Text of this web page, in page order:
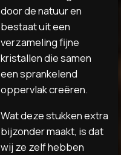
door de natuur en
bestaat uit een
verzameling fijne
kristallen die samen
een sprankelend
oppervlak creëren.
Wat deze stukken extra
bijzonder maakt, is dat
wij ze zelf hebben